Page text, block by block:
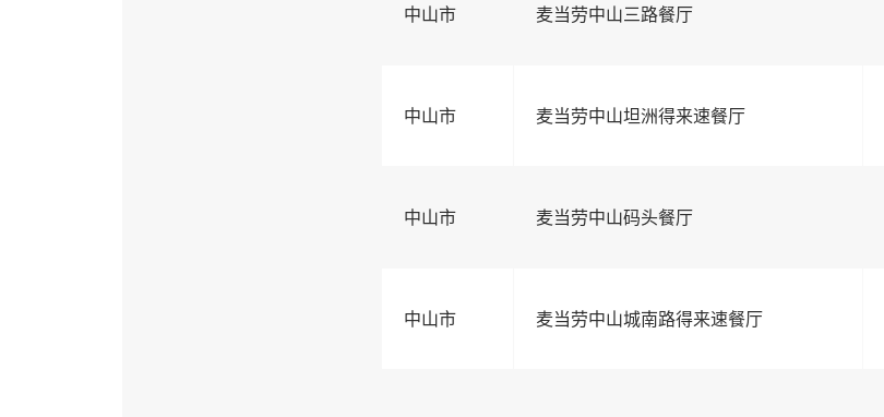
中山市 麦当劳中山三路餐厅
中山市 麦当劳中山坦洲得来速餐厅
中山市 麦当劳中山码头餐厅
中山市 麦当劳中山城南路得来速餐厅